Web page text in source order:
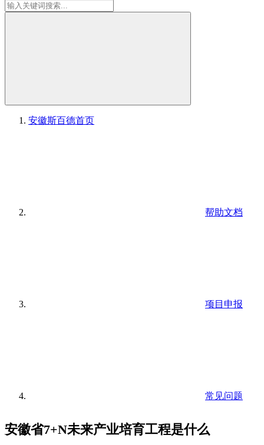
安徽斯百德首页
帮助文档
项目申报
常见问题
安徽省7+N未来产业培育工程是什么